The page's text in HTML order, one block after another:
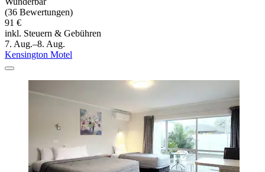
(36 Bewertungen)
91 €
inkl. Steuern & Gebühren
7. Aug.–8. Aug.
Kensington Motel